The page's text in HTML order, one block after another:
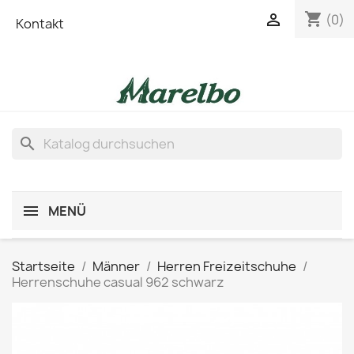
Kontakt shopping_cart (0)

search
MENÜ
Startseite Männer
Herren Freizeitschuhe
Herrenschuhe casual 962 schwarz